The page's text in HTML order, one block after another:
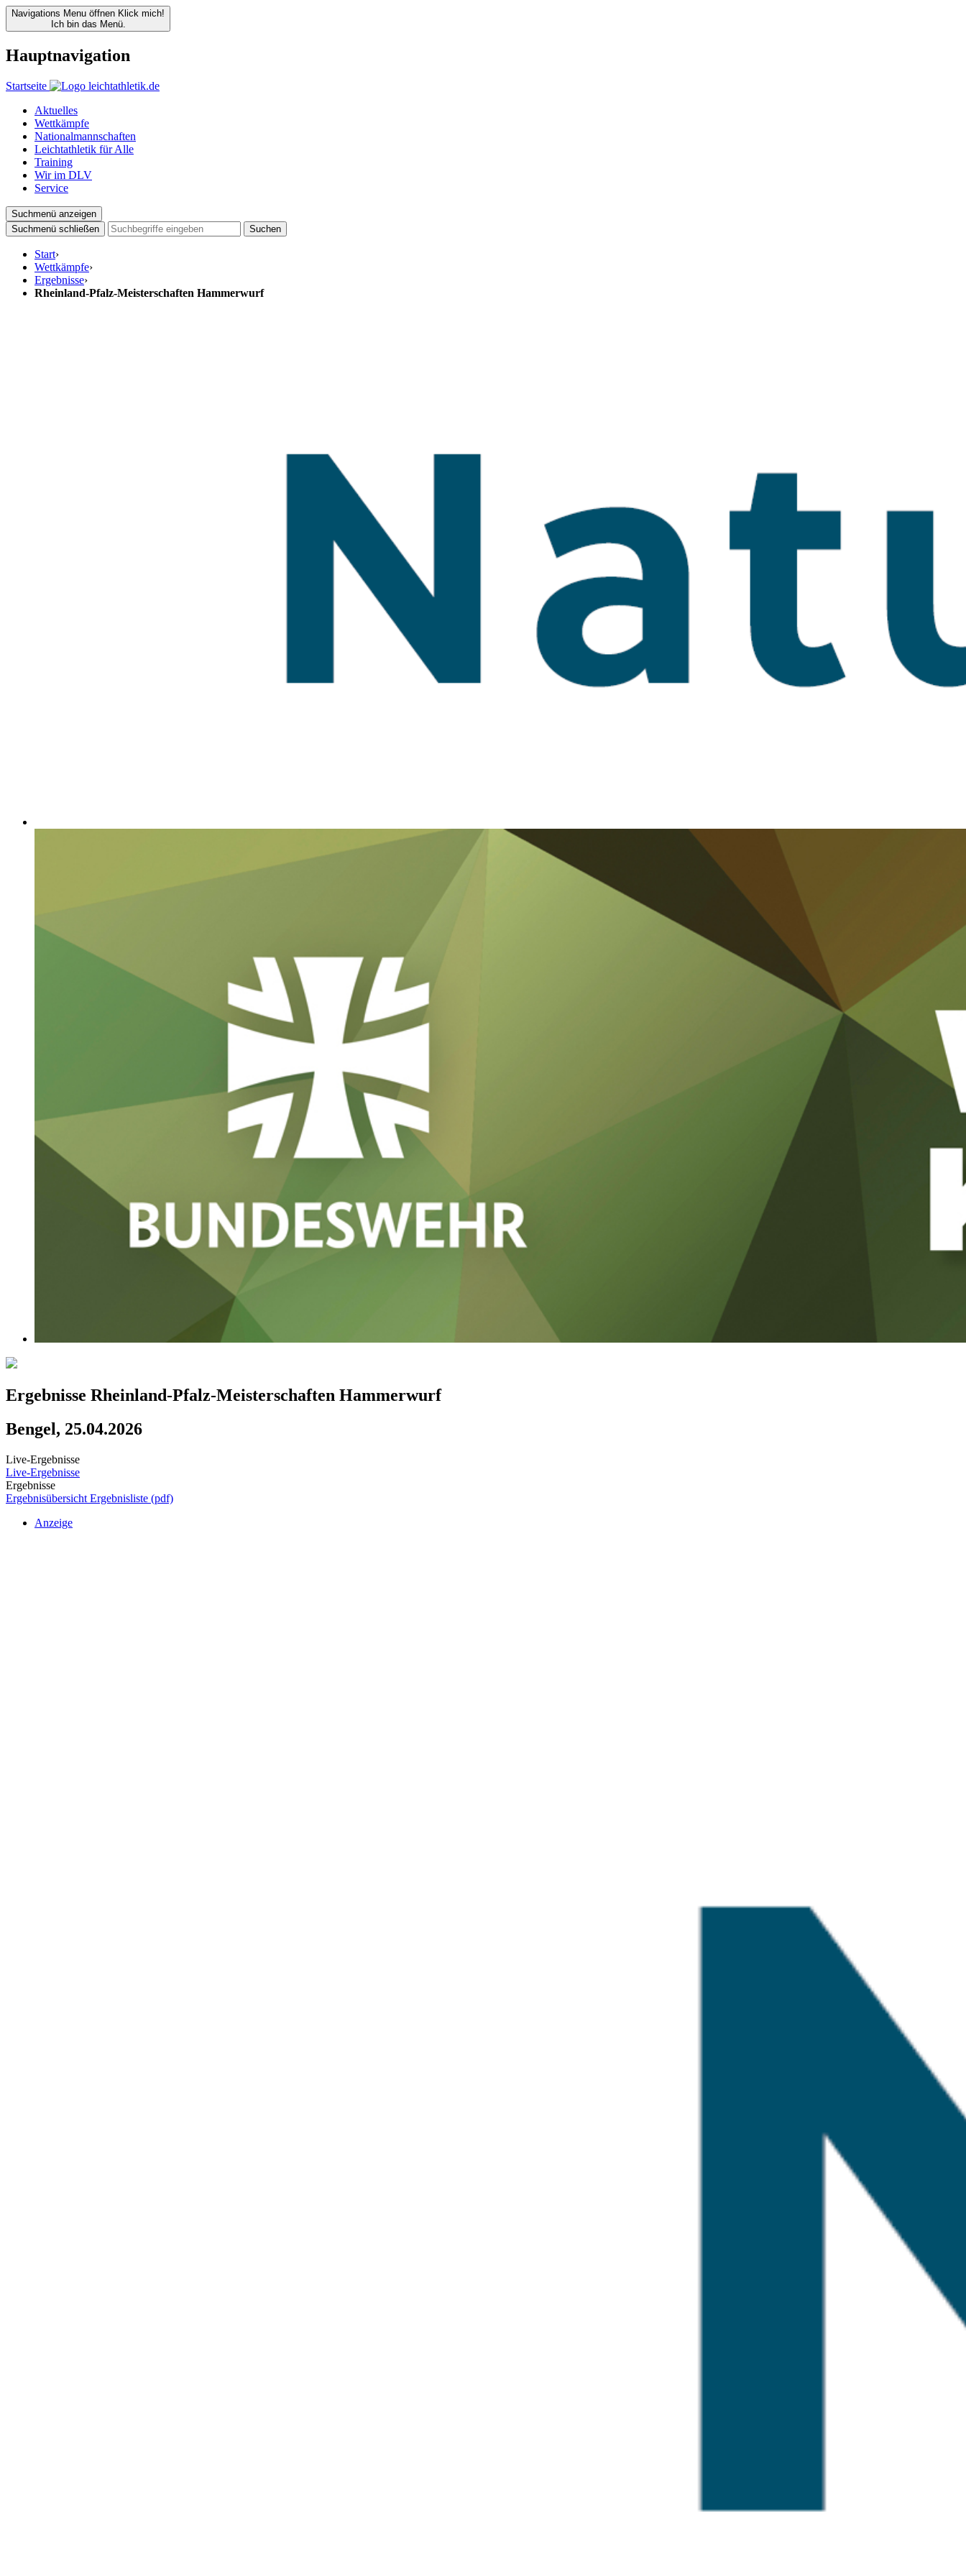
Navigations Menu öffnen Klick mich!
Ich bin das Menü.
Hauptnavigation
Startseite
Aktuelles
Wettkämpfe
Nationalmannschaften
Leichtathletik für Alle
Training
Wir im DLV
Service
Suchmenü anzeigen
Suchmenü schließen
Suchen
Start›
Wettkämpfe›
Ergebnisse›
Rheinland-Pfalz-Meisterschaften Hammerwurf
Ergebnisse Rheinland-Pfalz-Meisterschaften Hammerwurf
Bengel, 25.04.2026
Live-Ergebnisse
Live-Ergebnisse
Ergebnisse
Ergebnisübersicht Ergebnisliste (pdf)
Anzeige